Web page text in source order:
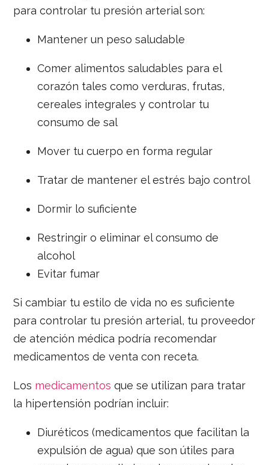
para controlar tu presión arterial son:
Mantener un peso saludable
Comer alimentos saludables para el
corazón tales como verduras, frutas,
cereales integrales y controlar tu
consumo de sal
Mover tu cuerpo en forma regular
Tratar de mantener el estrés bajo control
Dormir lo suficiente
Restringir o eliminar el consumo de
alcohol
Evitar fumar
Si cambiar tu estilo de vida no es suficiente
para controlar tu presión arterial, tu proveedor
de atención médica podría recomendar
medicamentos de venta con receta.
Los medicamentos que se utilizan para tratar
la hipertensión podrían incluir:
Diuréticos (medicamentos que facilitan la
expulsión de agua) que son útiles para